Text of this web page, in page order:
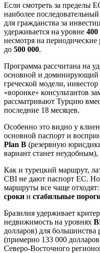
Если смотреть за пределы
наиболее
для гражданства за
удерживается на уровне 400
несмотря на
до 500 000.
Программа рассчитана на
основной и доминирующий
греческой модели,
«воронке» консультантов
рассматривают Турцию
последние 18 месяцев.
Особенно это видно у
основной паспорт и
Plan B (резервную
вариант станет неудобным),
Как и турецкий маршрут,
CBI не дают паспорт ЕС. Но
маршруты все чаще отходят:
сроки и стабильные
Бразилия удерживает
недвижимость на уровнях
долларов) для большинства
(примерно 133 000
Северо‑Восточного